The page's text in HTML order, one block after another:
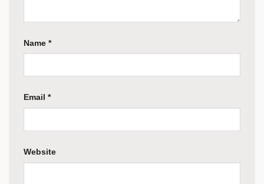
Name *
Email *
Website